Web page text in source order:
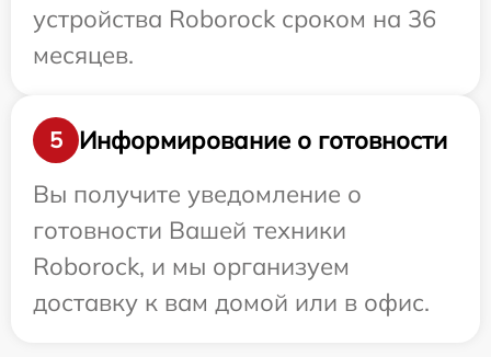
устройства Roborock сроком на 36
месяцев.
5
Информирование о готовности
Вы получите уведомление о
готовности Вашей техники
Roborock, и мы организуем
доставку к вам домой или в офис.